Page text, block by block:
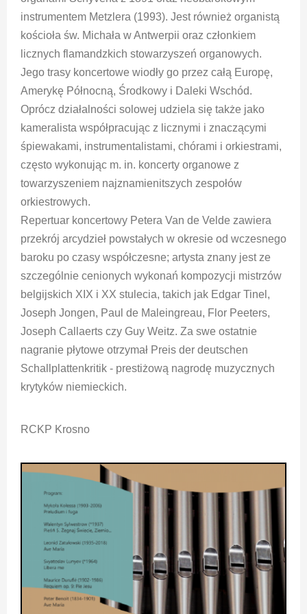
instrumentem Metzlera (1993). Jest również organistą
kościoła św. Michała w Antwerpii oraz członkiem
licznych flamandzkich stowarzyszeń organowych.
Jego trasy koncertowe wiodły go przez całą Europę,
Amerykę Północną, Środkowy i Daleki Wschód.
Oprócz działalności solowej udziela się także jako
kameralista współpracując z licznymi i znaczącymi
śpiewakami, instrumentalistami, chórami i orkiestrami,
często wykonując m. in. koncerty organowe z
towarzyszeniem najznamienitszych zespołów
orkiestrowych.
Repertuar koncertowy Petera Van de Velde zawiera
przekrój arcydzieł powstałych w okresie od wczesnego
baroku po czasy współczesne; artysta znany jest ze
szczególnie cenionych wykonań kompozycji mistrzów
belgijskich XIX i XX stulecia, takich jak Edgar Tinel,
Joseph Jongen, Paul de Maleingreau, Flor Peeters,
Joseph Callaerts czy Guy Weitz. Za swe ostatnie
nagranie płytowe otrzymał Preis der deutschen
Schallplattenkritik - prestiżową nagrodę muzycznych
krytyków niemieckich.
RCKP Krosno